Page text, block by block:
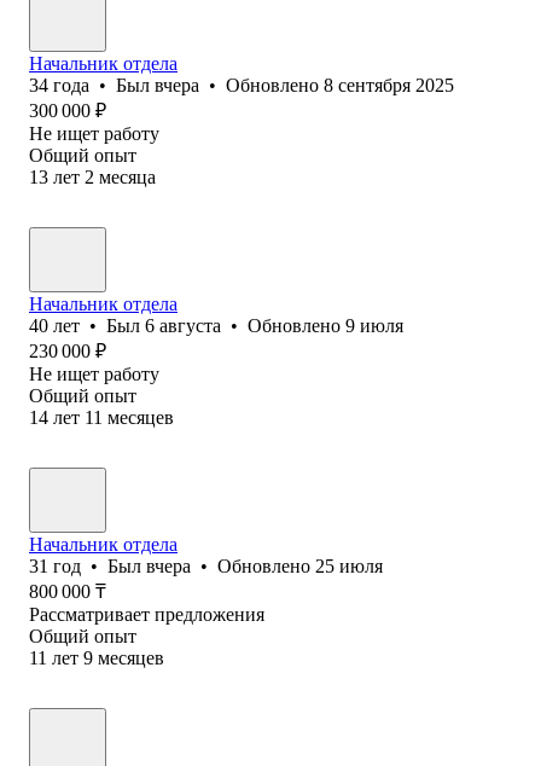
Начальник отдела
34 года • Был вчера • Обновлено 8 сентября 2025
300 000 ₽
Не ищет работу
Общий опыт
13 лет 2 месяца
Начальник отдела
40 лет • Был 6 августа • Обновлено 9 июля
230 000 ₽
Не ищет работу
Общий опыт
14 лет 11 месяцев
Начальник отдела
31 год • Был вчера • Обновлено 25 июля
800 000 ₸
Рассматривает предложения
Общий опыт
11 лет 9 месяцев